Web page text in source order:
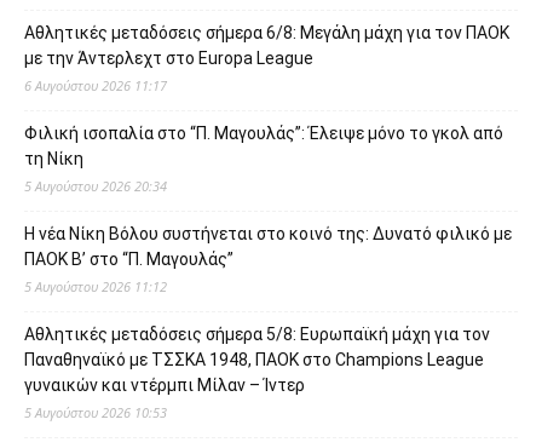
Αθλητικές μεταδόσεις σήμερα 6/8: Μεγάλη μάχη για τον ΠΑΟΚ
με την Άντερλεχτ στο Europa League
6 Αυγούστου 2026 11:17
Φιλική ισοπαλία στο “Π. Μαγουλάς”: Έλειψε μόνο το γκολ από
τη Νίκη
5 Αυγούστου 2026 20:34
Η νέα Νίκη Βόλου συστήνεται στο κοινό της: Δυνατό φιλικό με
ΠΑΟΚ Β’ στο “Π. Μαγουλάς”
5 Αυγούστου 2026 11:12
Αθλητικές μεταδόσεις σήμερα 5/8: Ευρωπαϊκή μάχη για τον
Παναθηναϊκό με ΤΣΣΚΑ 1948, ΠΑΟΚ στο Champions League
γυναικών και ντέρμπι Μίλαν – Ίντερ
5 Αυγούστου 2026 10:53